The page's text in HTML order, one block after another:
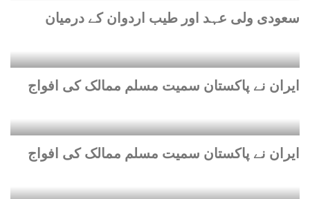
امریکا سمجھتا تھا وہ شام کی
الٹ دے گا، مسعود پزشکیان
ایران عمان مفاہمت کا مطلب
غریب آبادی
سعودی ولی عہد اور طیب اردوان کے درمیان
ایران نے پاکستان سمیت مسلم ممالک کی افواج
ایران نے پاکستان سمیت مسلم ممالک کی افواج